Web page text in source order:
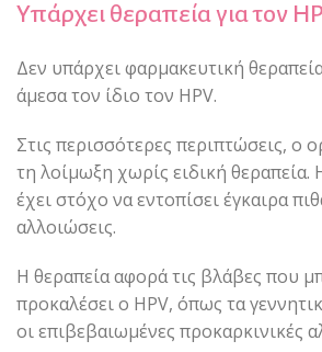
Υπάρχει θεραπεία για τον
Δεν υπάρχει φαρμακευτική
άμεσα τον ίδιο τον HPV.
Στις περισσότερες περιπτώσεις, ο
τη λοίμωξη χωρίς ειδική
έχει στόχο να εντοπίσει έγκαιρα
αλλοιώσεις.
Η θεραπεία αφορά τις βλάβες που
προκαλέσει ο HPV, όπως τα
οι επιβεβαιωμένες προκαρκινικές